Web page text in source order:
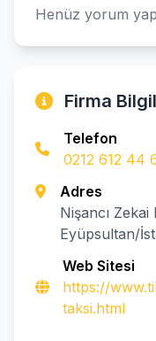
Henüz yorum
Firma
Telefon
0212 612 44
Adres
Nişancı
Eyüpsultan/
Web Sitesi
https://
taksi.html